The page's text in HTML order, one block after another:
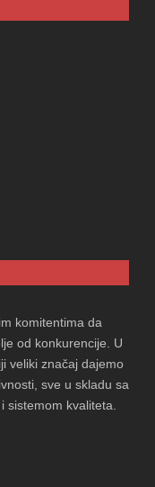
komitentima da
od konkurencije. U
veliki značaj dajemo
sve u skladu sa
sistemom kvaliteta.